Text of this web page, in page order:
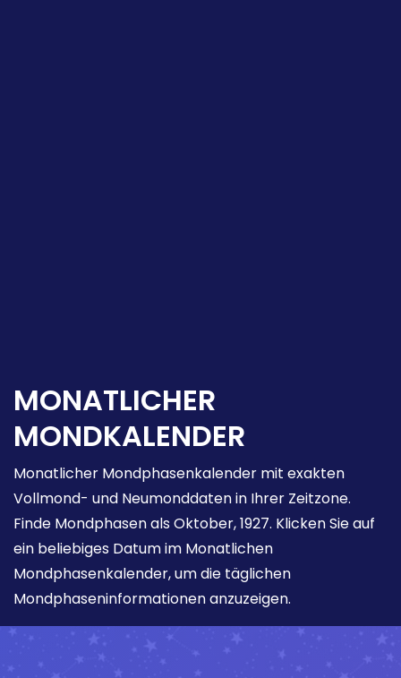
MONATLICHER
MONDKALENDER
Monatlicher Mondphasenkalender mit exakten
Vollmond- und Neumonddaten in Ihrer Zeitzone.
Finde Mondphasen als Oktober, 1927. Klicken Sie auf
ein beliebiges Datum im Monatlichen
Mondphasenkalender, um die täglichen
Mondphaseninformationen anzuzeigen.